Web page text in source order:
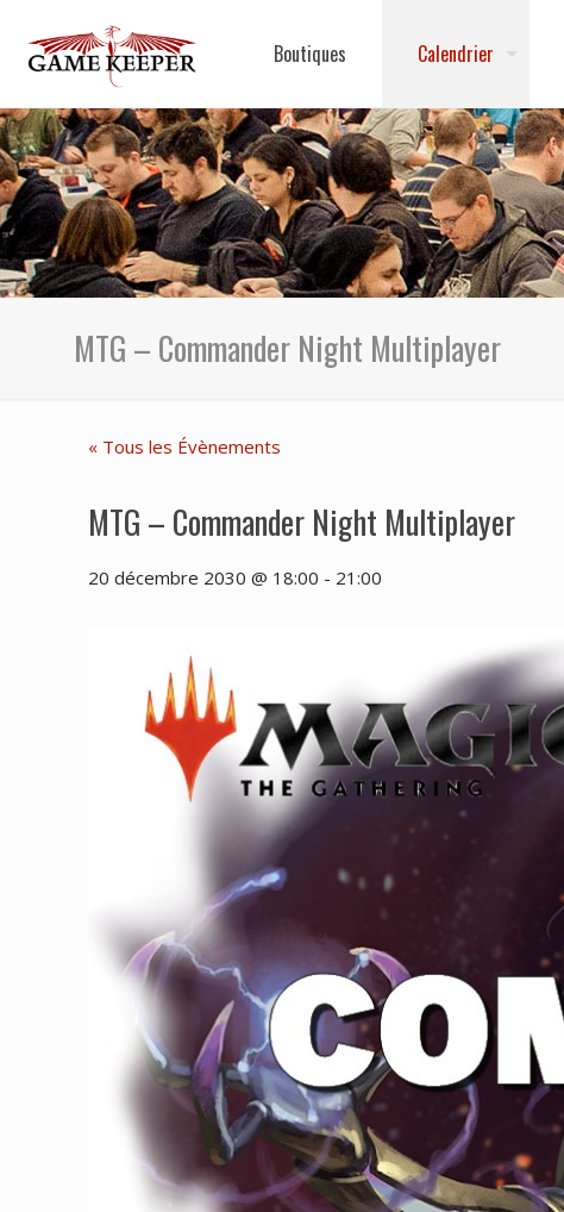
Boutiques Calendrier
MTG – Commander Night Multiplayer
« Tous les Évènements
MTG – Commander Night Multiplayer
20 décembre 2030 @ 18:00 - 21:00